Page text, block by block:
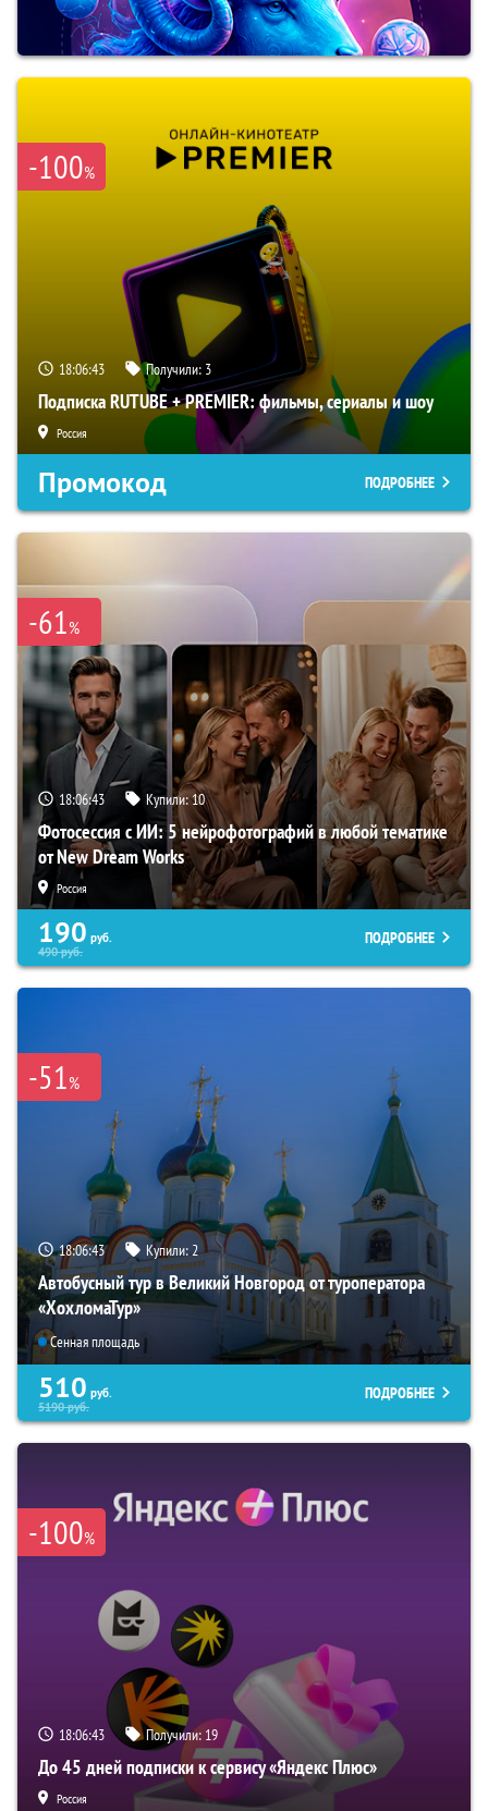
-100%
18:06:42 Получили: 3
Подписка RUTUBE + PREMIER: фильмы, сериалы и шоу
Россия
Промокод ПОДРОБНЕЕ
-61%
18:06:42 Купили:10
Фотосессия с ИИ: 5 нейрофотографий в любой тематике
от New Dream Works
Россия
190 руб.
490руб.
ПОДРОБНЕЕ
-51%
18:06:42 Купили:2
Автобусный тур в Великий Новгород от туроператора
«ХохломаТур»
Сенная площадь
510 руб.
5190руб.
ПОДРОБНЕЕ
-100%
18:06:42 Получили: 19
До 45 дней подписки к сервису «Яндекс Плюс»
Россия